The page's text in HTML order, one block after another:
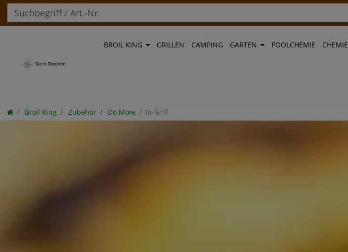
BROIL KING GRILLEN CAMPING GARTEN POOLCHEMIE CHEMIE
Broil King Zubehör Do More In-Grill